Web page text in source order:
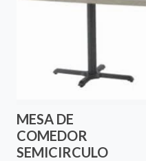
MESA DE
COMEDOR
SEMICIRCULO